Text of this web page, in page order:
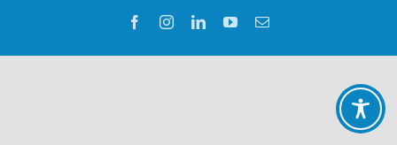
FacebookInstagramLinkedInYouTube
E-